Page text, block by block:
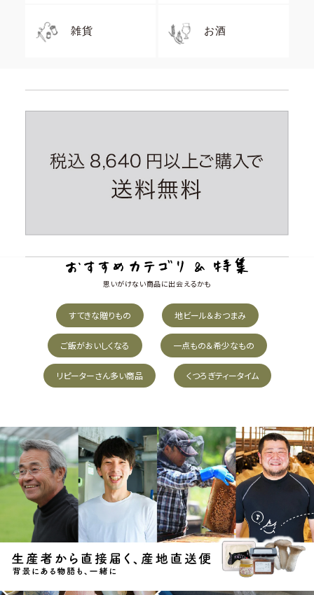
雑貨 お酒
思いがけない商品に出会えるかも
すてきな贈りもの 地ビール＆おつまみ
ご飯がおいしくなる 一点もの＆希少なもの
リピーターさん多い商品 くつろぎティータイム